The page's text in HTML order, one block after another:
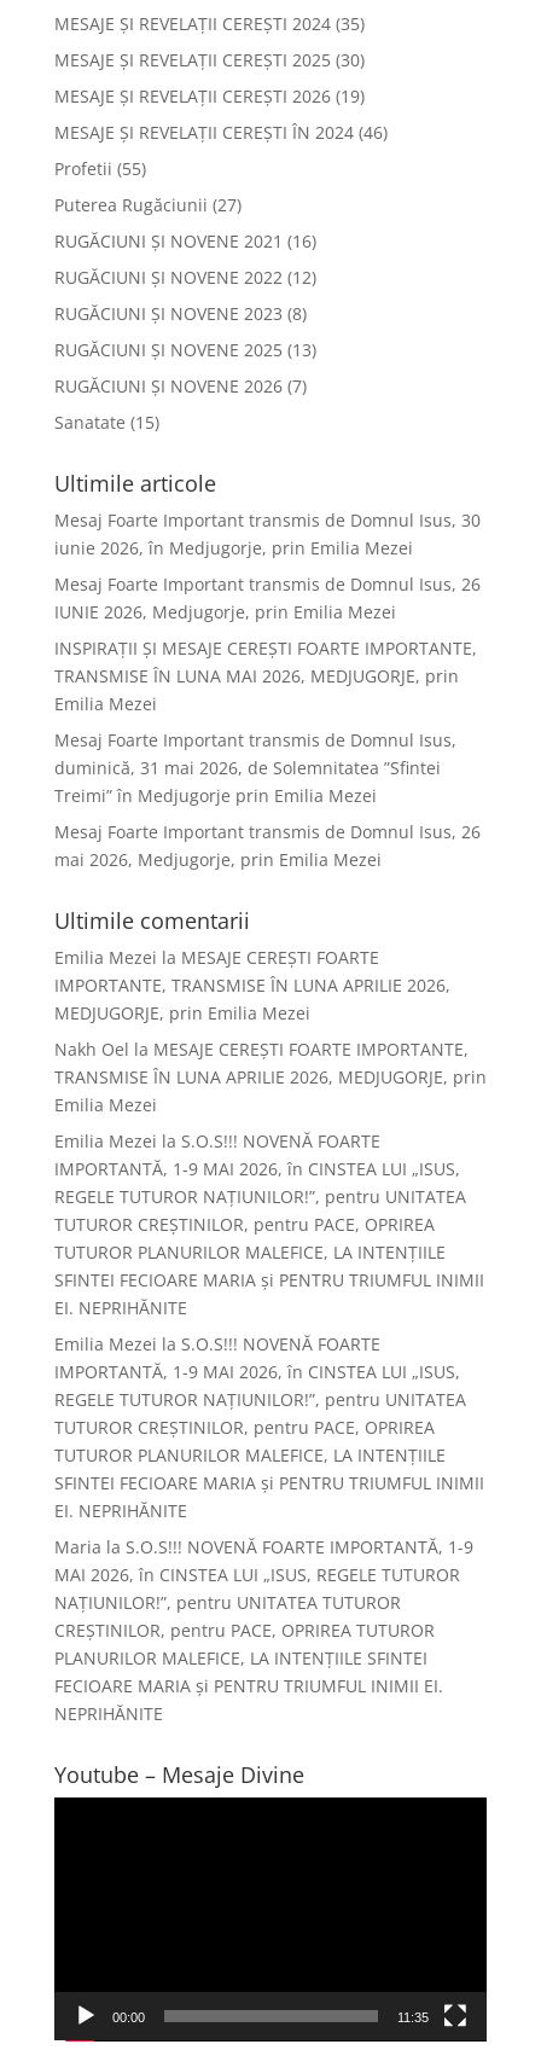
MESAJE ȘI REVELAȚII CEREȘTI 2024(35)
MESAJE ȘI REVELAȚII CEREȘTI 2025(30)
MESAJE ȘI REVELAȚII CEREȘTI 2026(19)
MESAJE ȘI REVELAȚII CEREȘTI ÎN 2024(46)
Profetii (55)
Puterea Rugăciunii (27)
RUGĂCIUNI ȘI NOVENE 2021 (16)
RUGĂCIUNI ȘI NOVENE 2022 (12)
RUGĂCIUNI ȘI NOVENE 2023 (8)
RUGĂCIUNI ȘI NOVENE 2025(13)
RUGĂCIUNI ȘI NOVENE 2026(7)
Sanatate (15)
Ultimile articole
Mesaj Foarte Important transmis de Domnul Isus, 30
iunie 2026, în Medjugorje, prin Emilia Mezei
Mesaj Foarte Important transmis de Domnul Isus, 26
IUNIE 2026, Medjugorje, prin Emilia Mezei
INSPIRAȚII ȘI MESAJE CEREȘTI FOARTE IMPORTANTE,
TRANSMISE ÎN LUNA MAI 2026, MEDJUGORJE, prin
Emilia Mezei
Mesaj Foarte Important transmis de Domnul Isus,
duminică, 31 mai 2026, de Solemnitatea ”Sfintei
Treimi” în Medjugorje prin Emilia Mezei
Mesaj Foarte Important transmis de Domnul Isus, 26
mai 2026, Medjugorje, prin Emilia Mezei
Ultimile comentarii
Emilia Mezei la MESAJE CEREȘTI FOARTE
IMPORTANTE, TRANSMISE ÎN LUNA APRILIE 2026,
MEDJUGORJE, prin Emilia Mezei
Nakh Oel la MESAJE CEREȘTI FOARTE IMPORTANTE,
TRANSMISE ÎN LUNA APRILIE 2026, MEDJUGORJE, prin
Emilia Mezei
Emilia Mezei la S.O.S!!! NOVENĂ FOARTE
IMPORTANTĂ, 1-9 MAI 2026, în CINSTEA LUI „ISUS,
REGELE TUTUROR NAȚIUNILOR!”, pentru UNITATEA
TUTUROR CREȘTINILOR, pentru PACE, OPRIREA
TUTUROR PLANURILOR MALEFICE, LA INTENȚIILE
SFINTEI FECIOARE MARIA și PENTRU TRIUMFUL INIMII
EI. NEPRIHĂNITE
Emilia Mezei la S.O.S!!! NOVENĂ FOARTE
IMPORTANTĂ, 1-9 MAI 2026, în CINSTEA LUI „ISUS,
REGELE TUTUROR NAȚIUNILOR!”, pentru UNITATEA
TUTUROR CREȘTINILOR, pentru PACE, OPRIREA
TUTUROR PLANURILOR MALEFICE, LA INTENȚIILE
SFINTEI FECIOARE MARIA și PENTRU TRIUMFUL INIMII
EI. NEPRIHĂNITE
Maria la S.O.S!!! NOVENĂ FOARTE IMPORTANTĂ, 1-9
MAI 2026, în CINSTEA LUI „ISUS, REGELE TUTUROR
NAȚIUNILOR!”, pentru UNITATEA TUTUROR
CREȘTINILOR, pentru PACE, OPRIREA TUTUROR
PLANURILOR MALEFICE, LA INTENȚIILE SFINTEI
FECIOARE MARIA și PENTRU TRIUMFUL INIMII EI.
NEPRIHĂNITE
Youtube – Mesaje Divine
00:00 11:35